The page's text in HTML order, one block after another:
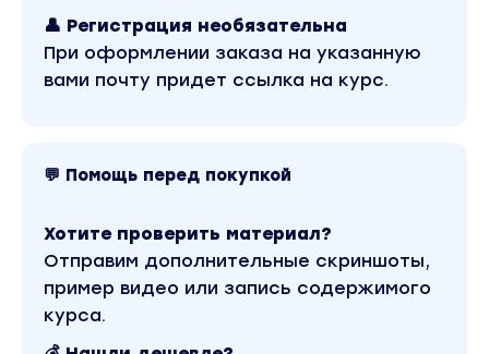
Разберем мой вариант ускоренной системы
вывода карточки в ТОП и работу с
альтернативными методами продвижения
внешним трафиком
и таблицы, инструменты, гайды…
ВАЖНО: если вы рассчитываете, что можно
уделять обучению 10 минут в день и
получать результат — это обучение вам не
подойдет.
👤 Регистрация необязательна
При оформлении заказа на указанную
вами почту придет ссылка на курс.
💬 Помощь перед покупкой
Хотите проверить материал?
Отправим дополнительные скриншоты,
пример видео или запись содержимого
курса.